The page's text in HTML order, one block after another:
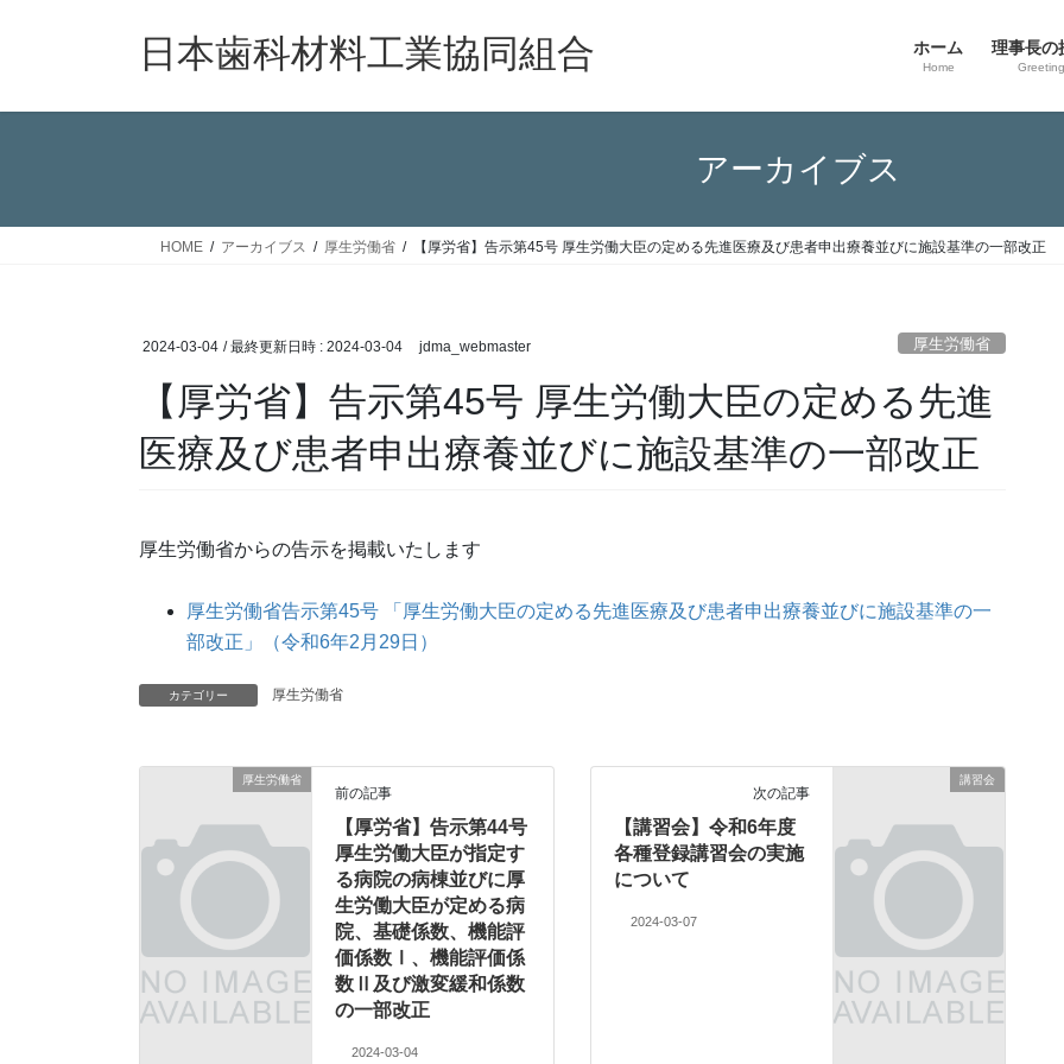
日本歯科材料工業協同組合 ホーム
Home
理事長の
Greeting
アーカイブス
HOME アーカイブス 厚生労働省 【厚労省】告示第45号 厚生労働大臣の定める先進医療及び患者申出療養並びに施設基準の一部改正
2024-03-04 / 最終更新日時 : 2024-03-04 jdma_webmaster 厚生労働省
【厚労省】告示第45号 厚生労働大臣の定める先進
医療及び患者申出療養並びに施設基準の一部改正
厚生労働省からの告示を掲載いたします
厚生労働省告示第45号 「厚生労働大臣の定める先進医療及び患者申出療養並びに施設基準の一
部改正」（令和6年2月29日）
カテゴリー 厚生労働省
厚生労働省
前の記事
【厚労省】告示第44号
厚生労働大臣が指定す
る病院の病棟並びに厚
生労働大臣が定める病
院、基礎係数、機能評
価係数Ⅰ、機能評価係
数Ⅱ及び激変緩和係数
の一部改正
2024-03-04
講習会
次の記事
【講習会】令和6年度
各種登録講習会の実施
について
2024-03-07